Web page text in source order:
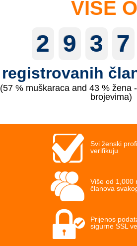
VIŠE
2 9 3 7
registrovanih
(57 % muškaraca and 43 % žena
brojevima)
Svi ženski
verifikuju
Više od 1,000
članova
Prijenos
sigurne SSL